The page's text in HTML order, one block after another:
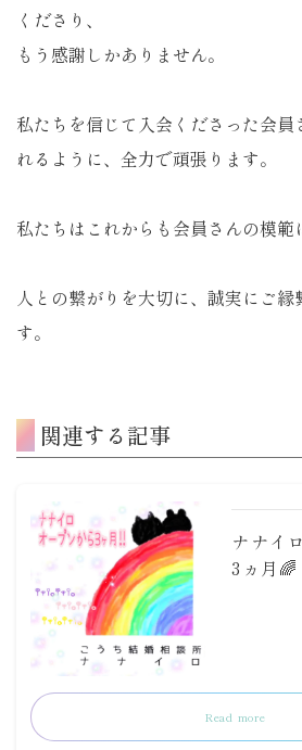
くださり、
もう感謝しかありません。
私たちを信じて入会くださった会員
れるように、全力で頑張ります。
私たちはこれからも会員さんの模範
人との繋がりを大切に、誠実にご縁
す。
関連する記事
ナナイ
3ヵ月🌈
Read more